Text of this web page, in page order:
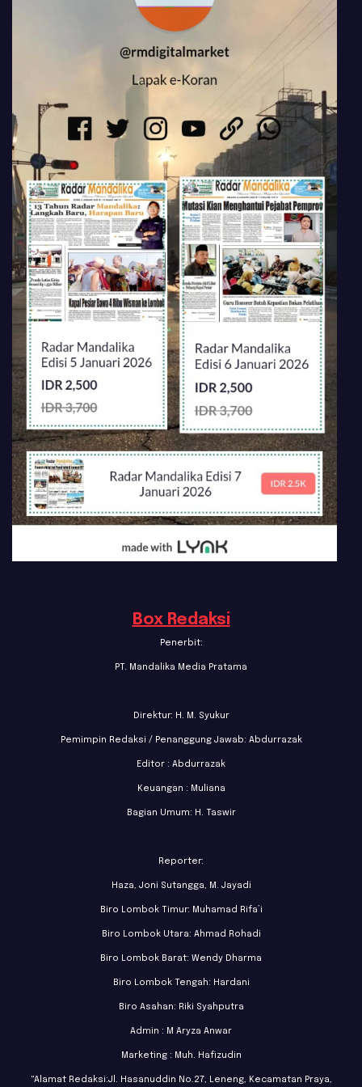
Box Redaksi
Penerbit:
PT. Mandalika Media Pratama
Direktur: H. M. Syukur
Pemimpin Redaksi / Penanggung Jawab: Abdurrazak
Editor : Abdurrazak
Keuangan : Muliana
Bagian Umum: H. Taswir
Reporter:
Haza, Joni Sutangga, M. Jayadi
Biro Lombok Timur: Muhamad Rifa’i
Biro Lombok Utara: Ahmad Rohadi
Biro Lombok Barat: Wendy Dharma
Biro Lombok Tengah: Hardani
Biro Asahan: Riki Syahputra
Admin : M Aryza Anwar
Marketing : Muh. Hafizudin
"Alamat Redaksi:Jl. Hasanuddin No.27, Leneng, Kecamatan Praya,